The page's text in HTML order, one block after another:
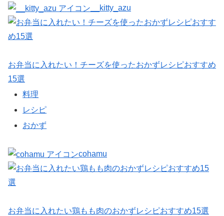
__kitty_azu
お弁当に入れたい！チーズを使ったおかずレシピおすすめ
15選
料理
レシピ
おかず
cohamu
お弁当に入れたい鶏もも肉のおかずレシピおすすめ15選